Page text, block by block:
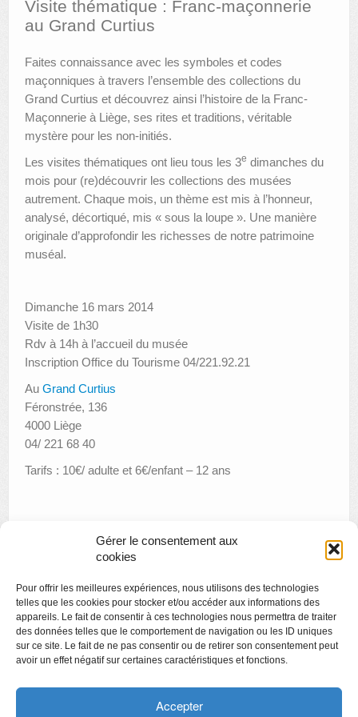
Gérer le consentement aux
cookies
Pour offrir les meilleures expériences, nous utilisons des technologies
telles que les cookies pour stocker et/ou accéder aux informations des
appareils. Le fait de consentir à ces technologies nous permettra de traiter
des données telles que le comportement de navigation ou les ID uniques
sur ce site. Le fait de ne pas consentir ou de retirer son consentement peut
avoir un effet négatif sur certaines caractéristiques et fonctions.
Accepter
AUTRES LIEUX
ANIMATIONS DES MUSÉES
PUBLICATIONS
LES APPELS À PROJETS
LE PORTAIL DES COLLECTIONS
Visite thématique : Franc-maçonnerie
au Grand Curtius
Faites connaissance avec les symboles et codes
maçonniques à travers l’ensemble des collections du
Grand Curtius et découvrez ainsi l’histoire de la Franc-
Maçonnerie à Liège, ses rites et traditions, véritable
mystère pour les non-initiés.
Les visites thématiques ont lieu tous les 3e dimanches du
mois pour (re)découvrir les collections des musées
autrement. Chaque mois, un thème est mis à l’honneur,
analysé, décortiqué, mis « sous la loupe ». Une manière
originale d’approfondir les richesses de notre patrimoine
muséal.
Dimanche 16 mars 2014
Visite de 1h30
Rdv à 14h à l’accueil du musée
Inscription Office du Tourisme 04/221.92.21
Au Grand Curtius
Féronstrée, 136
4000 Liège
04/ 221 68 40
Tarifs : 10€/ adulte et 6€/enfant – 12 ans
Apéro littéraire : Terre d’Afrique
Créamusée
Copyright
Politique de confidentialité
Chartes des engagements des opérateurs culturels